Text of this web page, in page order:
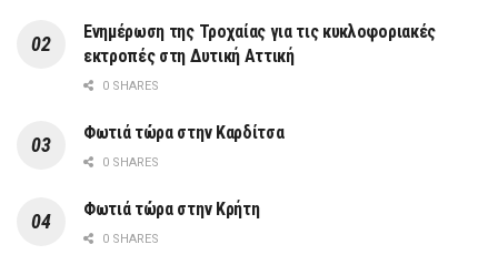
Ενημέρωση της Τροχαίας για τις κυκλοφοριακές
εκτροπές στη Δυτική Αττική
0 SHARES
Φωτιά τώρα στην Καρδίτσα
0 SHARES
Φωτιά τώρα στην Κρήτη
0 SHARES